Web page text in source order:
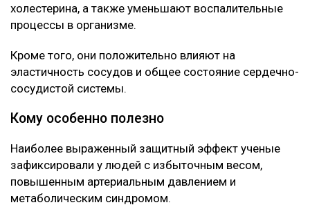
холестерина, а также уменьшают воспалительные
процессы в организме.
Кроме того, они положительно влияют на
эластичность сосудов и общее состояние сердечно-
сосудистой системы.
Кому особенно полезно
Наиболее выраженный защитный эффект ученые
зафиксировали у людей с избыточным весом,
повышенным артериальным давлением и
метаболическим синдромом.